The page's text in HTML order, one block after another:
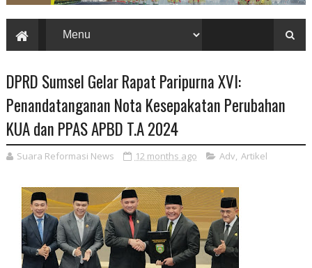
DPRD Sumsel Gelar Rapat Paripurna XVI:
Penandatanganan Nota Kesepakatan Perubahan
KUA dan PPAS APBD T.A 2024
Suara Reformasi News 12 months ago Adv, Artikel